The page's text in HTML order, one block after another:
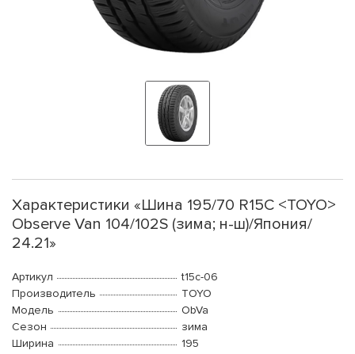
Характеристики «Шина 195/70 R15C <TOYO>
Observe Van 104/102S (зима; н-ш)/Япония/
24.21»
Артикул
t15c-06
Производитель
TOYO
Модель
ObVa
Сезон
зима
Ширина
195